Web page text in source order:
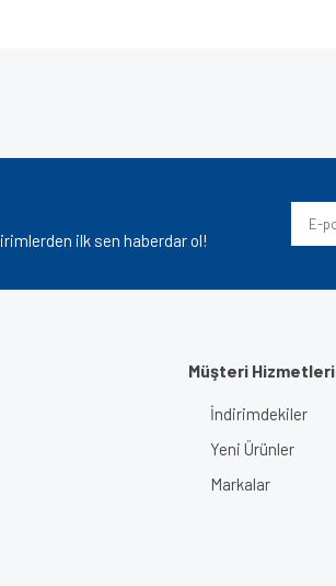
kalitesiz, bozuk veya görüntülenemiyor.
hatalar bulunuyor.
ilk sen haberdar ol!
Müşteri Hizmetleri
İndirimdekiler
Yeni Ürünler
Markalar